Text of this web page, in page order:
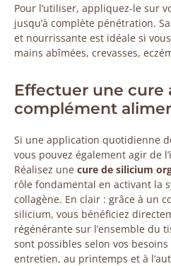
Pour l’utiliser, appliquez-le sur
jusqu’à complète pénétration.
et nourrissante est idéale si
mains abîmées, crevasses,
Effectuer une cure
complément
Si une application quotidienne
vous pouvez également agir de
Réalisez une cure de silicium
rôle fondamental en activant la
collagène. En clair : grâce à un
silicium, vous bénéficiez
régénérante sur l’ensemble du
sont possibles selon vos
entretien, au printemps et à